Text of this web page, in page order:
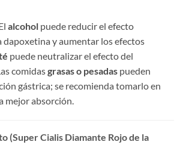
alcohol​ puede reducir el efecto
dapoxetina y aumentar los efectos
​ puede neutralizar el efecto del
comidas grasas o pesadas​ pueden
gástrica; se recomienda tomarlo en
mejor absorción.
(Super Cialis Diamante Rojo de la